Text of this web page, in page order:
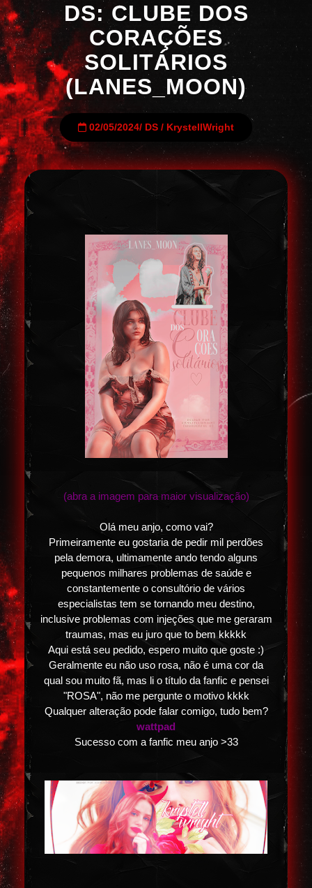
DS: CLUBE DOS
CORAÇÕES
SOLITÁRIOS
(LANES_MOON)
02/05/2024/ DS / KrystellWright
(abra a imagem para maior visualização)
Olá meu anjo, como vai?
Primeiramente eu gostaria de pedir mil perdões
pela demora, ultimamente ando tendo alguns
pequenos milhares problemas de saúde e
constantemente o consultório de vários
especialistas tem se tornando meu destino,
inclusive problemas com injeções que me geraram
traumas, mas eu juro que to bem kkkkk
Aqui está seu pedido, espero muito que goste :)
Geralmente eu não uso rosa, não é uma cor da
qual sou muito fã, mas li o título da fanfic e pensei
"ROSA", não me pergunte o motivo kkkk
Qualquer alteração pode falar comigo, tudo bem?
wattpad
Sucesso com a fanfic meu anjo >33